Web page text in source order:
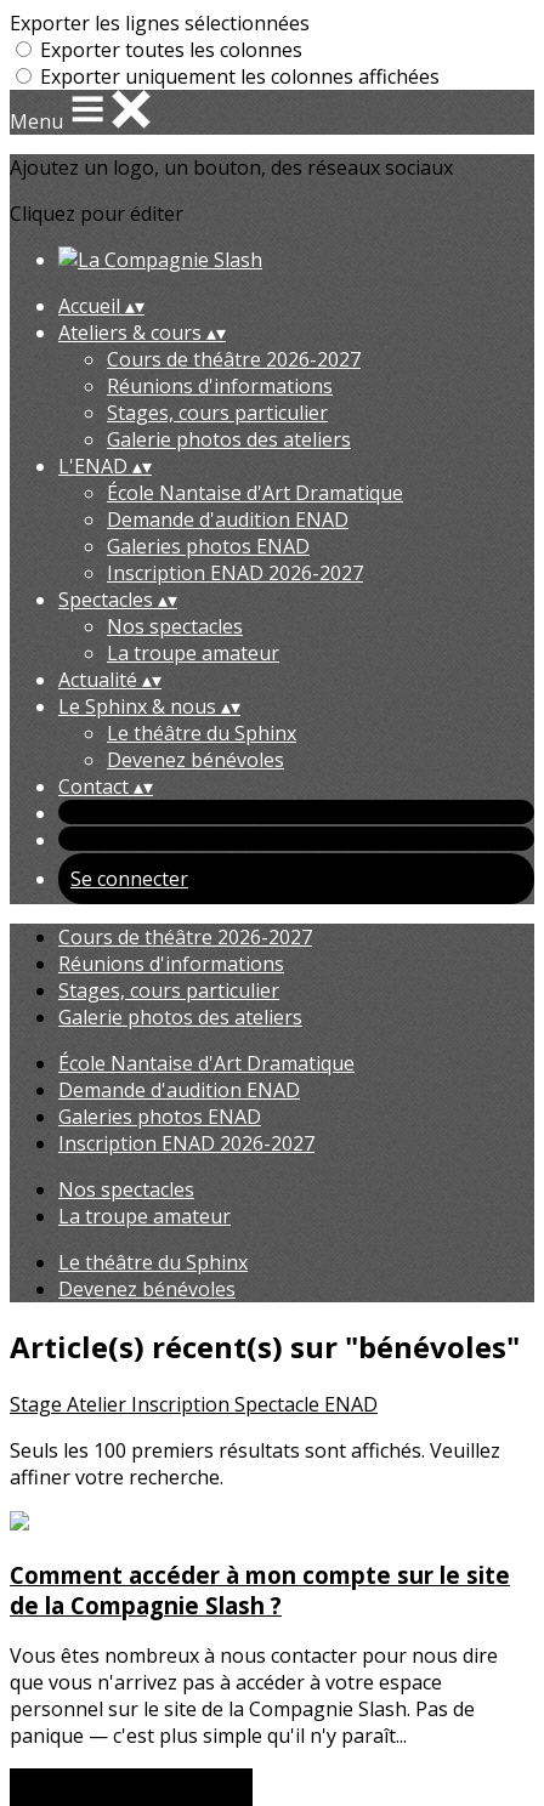
Exporter les lignes sélectionnées
Exporter toutes les colonnes
Exporter uniquement les colonnes affichées
Menu
Ajoutez un logo, un bouton, des réseaux sociaux
Cliquez pour éditer
Accueil ▴▾
Ateliers & cours ▴▾
Cours de théâtre 2026-2027
Réunions d'informations
Stages, cours particulier
Galerie photos des ateliers
L'ENAD ▴▾
École Nantaise d'Art Dramatique
Demande d'audition ENAD
Galeries photos ENAD
Inscription ENAD 2026-2027
Spectacles ▴▾
Nos spectacles
La troupe amateur
Actualité ▴▾
Le Sphinx & nous ▴▾
Le théâtre du Sphinx
Devenez bénévoles
Contact▴▾
Se connecter
Cours de théâtre 2026-2027
Réunions d'informations
Stages, cours particulier
Galerie photos des ateliers
École Nantaise d'Art Dramatique
Demande d'audition ENAD
Galeries photos ENAD
Inscription ENAD 2026-2027
Nos spectacles
La troupe amateur
Le théâtre du Sphinx
Devenez bénévoles
Article(s) récent(s) sur "bénévoles"
Stage Atelier Inscription Spectacle ENAD
Seuls les 100 premiers résultats sont affichés. Veuillez
affiner votre recherche.
Comment accéder à mon compte sur le site
de la Compagnie Slash ?
Vous êtes nombreux à nous contacter pour nous dire
que vous n'arrivez pas à accéder à votre espace
personnel sur le site de la Compagnie Slash. Pas de
panique — c'est plus simple qu'il n'y paraît...